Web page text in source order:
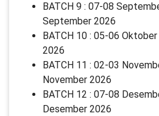
BATCH 9 : 07-08
September 2026
BATCH 10 : 05-06
2026
BATCH 11 : 02-03
November 2026
BATCH 12 : 07-08
Desember 2026